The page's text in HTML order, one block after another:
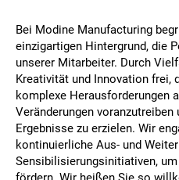
Bei Modine Manufacturing
einzigartigen Hintergrund, die
unserer Mitarbeiter. Durch
Kreativität und Innovation frei,
komplexe Herausforderungen
Veränderungen
Ergebnisse zu erzielen. Wir
kontinuierliche Aus- und
Sensibilisierungsinitiativen,